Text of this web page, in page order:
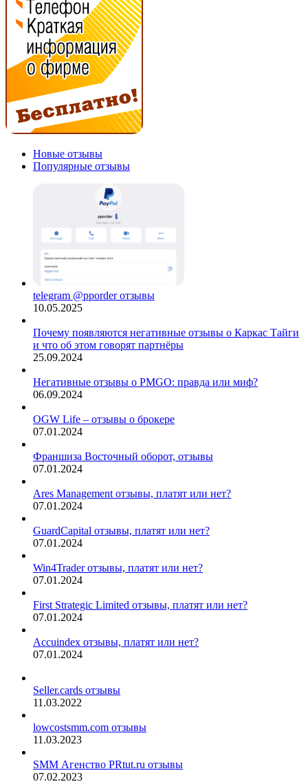
Новые отзывы
Популярные отзывы
telegram @pporder отзывы
10.05.2025
Почему появляются негативные отзывы о Каркас Тайги
и что об этом говорят партнёры
25.09.2024
Негативные отзывы о PMGO: правда или миф?
06.09.2024
OGW Life – отзывы о брокере
07.01.2024
Франшиза Восточный оборот, отзывы
07.01.2024
Ares Management отзывы, платят или нет?
07.01.2024
GuardCapital отзывы, платят или нет?
07.01.2024
Win4Trader отзывы, платят или нет?
07.01.2024
First Strategic Limited отзывы, платят или нет?
07.01.2024
Accuindex отзывы, платят или нет?
07.01.2024
Seller.cards отзывы
11.03.2022
lowcostsmm.com отзывы
11.03.2023
SMM Агенство PRtut.ru отзывы
07.02.2023